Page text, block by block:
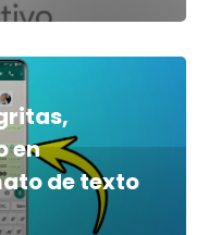
en
de texto